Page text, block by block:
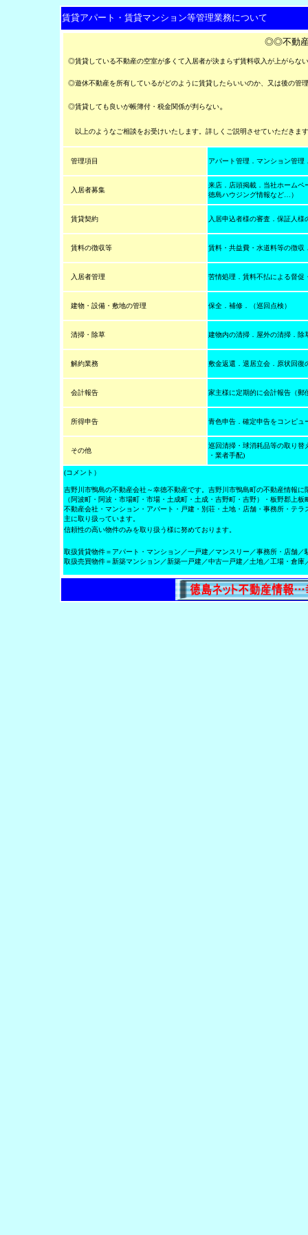
賃貸アパート・賃貸マンション等管理業務について
◎◎不動
◎賃貸している不動産の空室が多くて入居者が決まらず賃料収入が上がらな
◎遊休不動産を所有しているがどのように賃貸したらいいのか、又は後の管
◎賃貸しても良いが帳簿付・税金関係が判らない。
以上のようなご相談をお受けいたします。詳しくご説明させていただきま
管理項目 アパート管理．マンション管
入居者募集
来店．店頭掲載．当社ホームペ
徳島ハウジング情報など…）
賃貸契約 入居申込者様の審査．保証人
賃料の徴収等 賃料・共益費・水道料等の徴収
入居者管理 苦情処理．賃料不払による督促
建物・設備・敷地の管理 保全．補修．（巡回点検）
清掃・除草 建物内の清掃．屋外の清掃．除
解約業務 敷金返還．退居立会．原状回復
会計報告 家主様に定期的に会計報告（郵
所得申告 青色申告．確定申告をコンピュ
その他
巡回清掃・球消耗品等の取り替
・業者手配)
(コメント）
吉野川市鴨島の不動産会社～幸徳不動産です。吉野川市鴨島町の不動産情報に
（阿波町・阿波・市場町・市場・土成町・土成・吉野町・吉野）・板野郡上
不動産会社・マンション・アパート・戸建・別荘・土地・店舗・事務所・テ
主に取り扱っています。
信頼性の高い物件のみを取り扱う様に努めております。
取扱賃貸物件＝アパート・マンション／一戸建／マンスリー／事務所・店舗
取扱売買物件＝新築マンション／新築一戸建／中古一戸建／土地／工場・倉